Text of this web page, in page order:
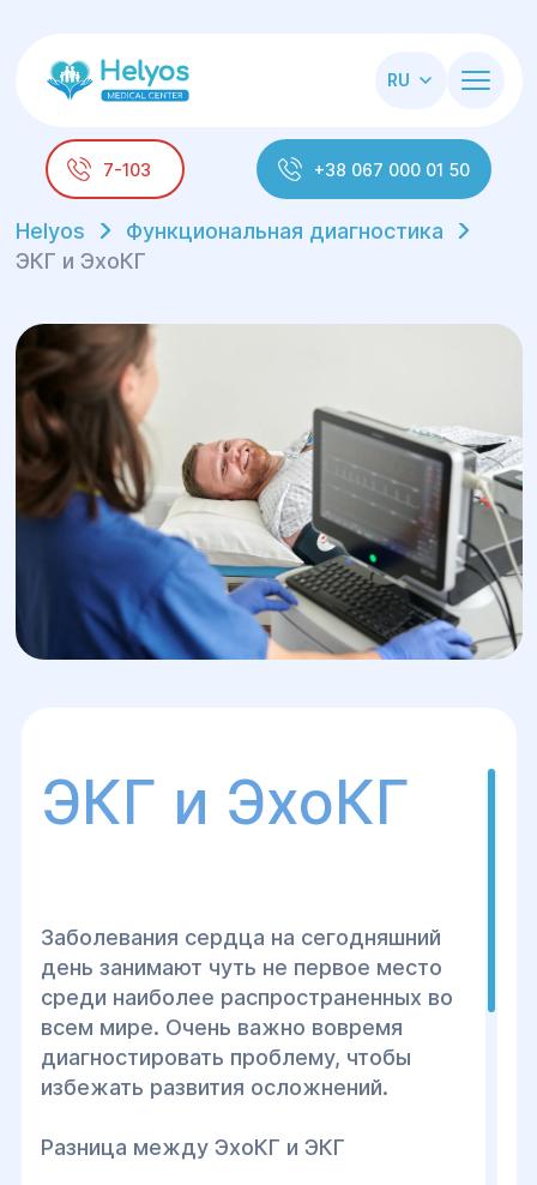
RU
7-103 +38 067 000 01 50
Helyos
Функциональная диагностика
ЭКГ и ЭхоКГ
ЭКГ и ЭхоКГ
Заболевания сердца на сегодняшний
день занимают чуть не первое место
среди наиболее распространенных во
всем мире. Очень важно вовремя
диагностировать проблему, чтобы
избежать развития осложнений.
Разница между ЭхоКГ и ЭКГ